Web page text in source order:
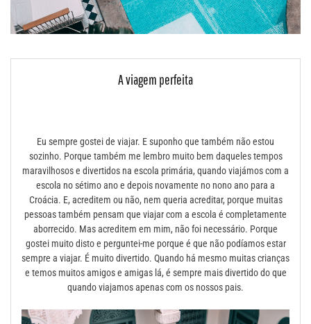
A viagem perfeita
Eu sempre gostei de viajar. E suponho que também não estou
sozinho. Porque também me lembro muito bem daqueles tempos
maravilhosos e divertidos na escola primária, quando viajámos com a
escola no sétimo ano e depois novamente no nono ano para a
Croácia. E, acreditem ou não, nem queria acreditar, porque muitas
pessoas também pensam que viajar com a escola é completamente
aborrecido. Mas acreditem em mim, não foi necessário. Porque
gostei muito disto e perguntei-me porque é que não podíamos estar
sempre a viajar. É muito divertido. Quando há mesmo muitas crianças
e temos muitos amigos e amigas lá, é sempre mais divertido do que
quando viajamos apenas com os nossos pais.